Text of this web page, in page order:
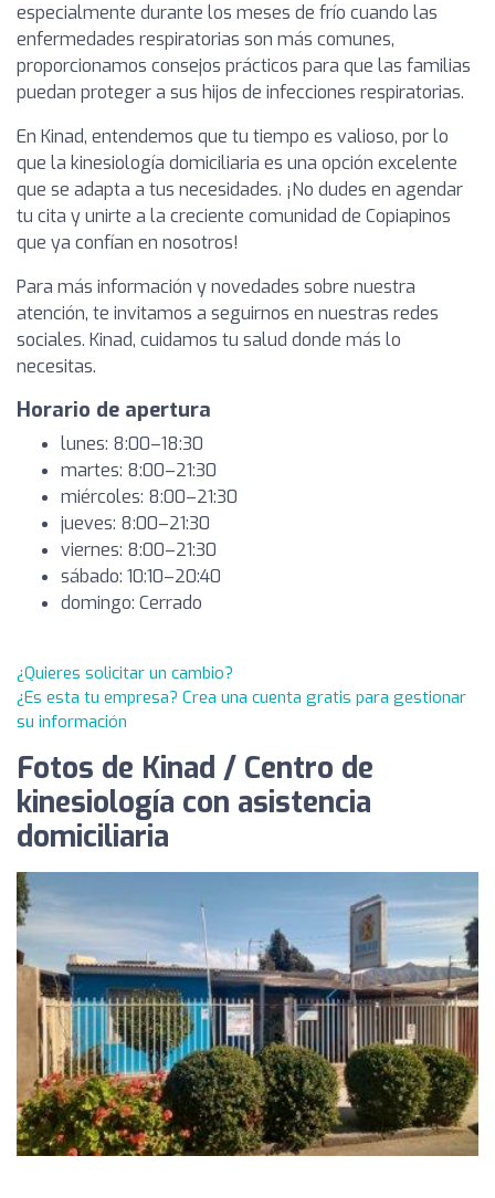
especialmente durante los meses de frío cuando las
enfermedades respiratorias son más comunes,
proporcionamos consejos prácticos para que las familias
puedan proteger a sus hijos de infecciones respiratorias.
En Kinad, entendemos que tu tiempo es valioso, por lo
que la kinesiología domiciliaria es una opción excelente
que se adapta a tus necesidades. ¡No dudes en agendar
tu cita y unirte a la creciente comunidad de Copiapinos
que ya confían en nosotros!
Para más información y novedades sobre nuestra
atención, te invitamos a seguirnos en nuestras redes
sociales. Kinad, cuidamos tu salud donde más lo
necesitas.
Horario de apertura
lunes: 8:00–18:30
martes: 8:00–21:30
miércoles: 8:00–21:30
jueves: 8:00–21:30
viernes: 8:00–21:30
sábado: 10:10–20:40
domingo: Cerrado
¿Quieres solicitar un cambio?
¿Es esta tu empresa? Crea una cuenta gratis para gestionar
su información
Fotos de Kinad / Centro de
kinesiología con asistencia
domiciliaria